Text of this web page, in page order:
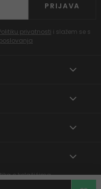
PRIJAVA
privatnosti i slažem se s
o kolačićima